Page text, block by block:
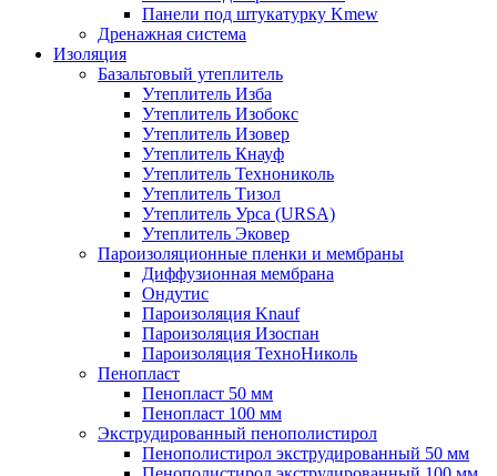
Панели под штукатурку Kmew
Дренажная система
Изоляция
Базальтовый утеплитель
Утеплитель Изба
Утеплитель Изобокс
Утеплитель Изовер
Утеплитель Кнауф
Утеплитель Технониколь
Утеплитель Тизол
Утеплитель Урса (URSA)
Утеплитель Эковер
Пароизоляционные пленки и мембраны
Диффузионная мембрана
Ондутис
Пароизоляция Knauf
Пароизоляция Изоспан
Пароизоляция ТехноНиколь
Пенопласт
Пенопласт 50 мм
Пенопласт 100 мм
Экструдированный пенополистирол
Пенополистирол экструдированный 50 мм